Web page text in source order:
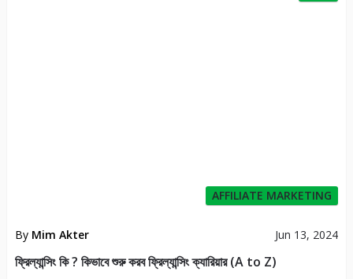
AFFILIATE MARKETING
By Mim Akter Jun 13, 2024
ফ্রিল্যান্সিং কি ? কিভাবে শুরু করব ফ্রিল্যান্সিং ক্যারিয়ার (A to Z)